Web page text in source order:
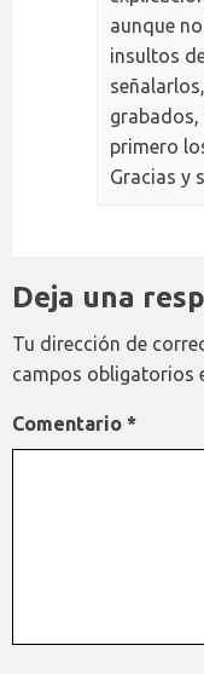
aunque
insultos
grabados,
primero
Gracias y
Deja una
Tu dirección de
campos obligatorios
Comentario *